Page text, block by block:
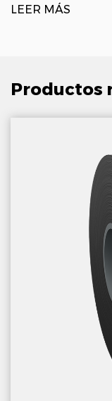
LEER MÁS
Productos